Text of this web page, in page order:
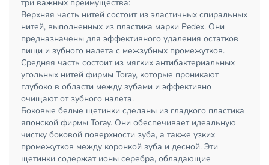
три важных преимущества:
Верхняя часть нитей состоит из эластичных спиральных
нитей, выполненных из пластика марки Pedex. Они
предназначены для эффективного удаления остатков
пищи и зубного налета с межзубных промежутков.
Средняя часть состоит из мягких антибактериальных
угольных нитей фирмы Toraу, которые проникают
глубоко в области между зубами и эффективно
очищают от зубного налета.
Боковые белые щетинки сделаны из гладкого пластика
японской фирмы Toraу. Они обеспечивает идеальную
чистку боковой поверхности зуба, а также узких
промежутков между коронкой зуба и десной. Эти
щетинки содержат ионы серебра, обладающие